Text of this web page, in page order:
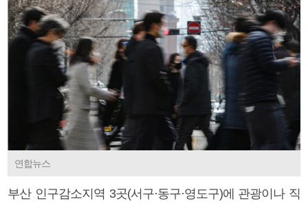
연합뉴스
부산 인구감소지역 3곳(서구·동구·영도구)에 관광이나 직